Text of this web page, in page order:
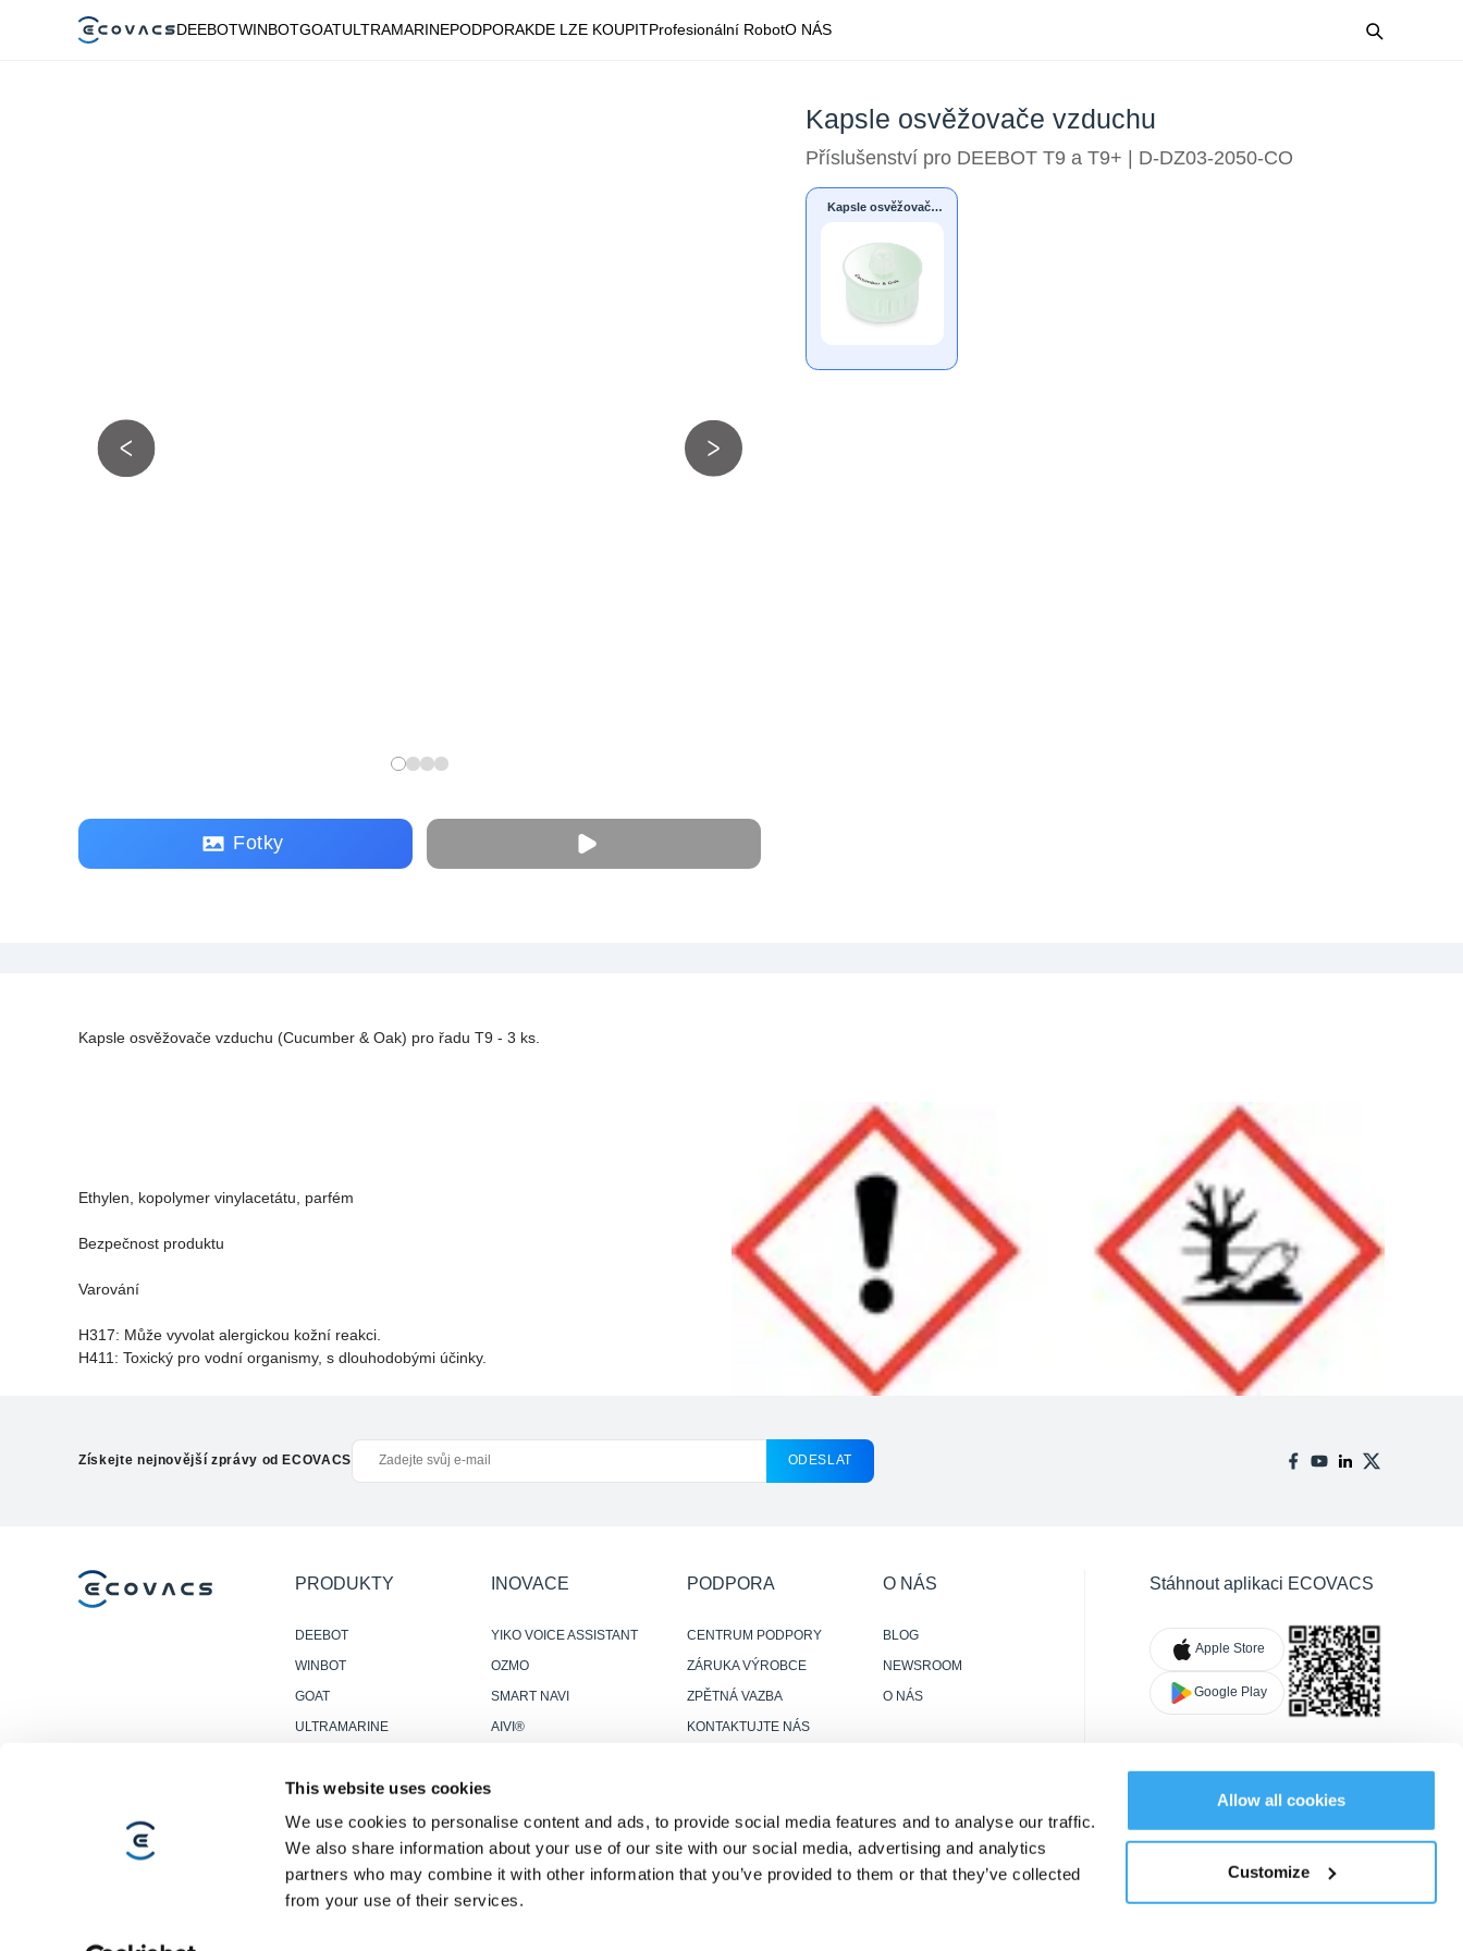
This website uses cookies
We use cookies to personalise content and ads, to provide social media features and to analyse our traffic.
We also share information about your use of our site with our social media, advertising and analytics
partners who may combine it with other information that you’ve provided to them or that they’ve collected
from your use of their services.
Allow all cookies
Customize
DEEBOTWINBOTGOATULTRAMARINEPODPORAKDE LZE KOUPITProfesionální RobotO NÁS
Fotky
Kapsle osvěžovače vzduchu
Příslušenství pro DEEBOT T9 a T9+ | D-DZ03-2050-CO
Kapsle osvěžovače
Kapsle osvěžovače vzduchu (Cucumber & Oak) pro řadu T9 - 3 ks.
Ethylen, kopolymer vinylacetátu, parfém
Bezpečnost produktu
Varování
H317: Může vyvolat alergickou kožní reakci.
H411: Toxický pro vodní organismy, s dlouhodobými účinky.
Získejte nejnovější zprávy od ECOVACS ODESLAT
PRODUKTY
DEEBOT
WINBOT
GOAT
ULTRAMARINE
PROFESIONÁLNÍ ROBOTY
NA ČIŠTĚNÍ PODLAH
INOVACE
YIKO VOICE ASSISTANT
OZMO
SMART NAVI
AIVI®
PODPORA
CENTRUM PODPORY
ZÁRUKA VÝROBCE
ZPĚTNÁ VAZBA
KONTAKTUJTE NÁS
O NÁS
BLOG
NEWSROOM
O NÁS
Stáhnout aplikaci ECOVACS
Apple Store
Google Play